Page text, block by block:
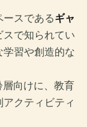
スであるギャ
で知られてい
学習や創造的な
向けに、教育
クティビティ